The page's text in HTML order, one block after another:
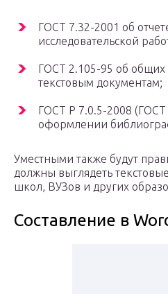
ГОСТ 7.32-2001 об
исследовательской
ГОСТ 2.105-95 об общих
текстовым документам;
ГОСТ Р 7.0.5-2008 (ГОСТ
оформлении
Уместными также будут
должны выглядеть
школ, ВУЗов и других
Составление в